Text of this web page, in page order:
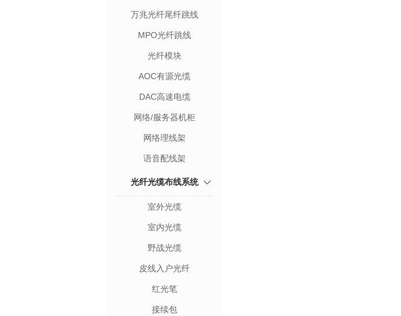
万兆光纤尾纤跳线
MPO光纤跳线
光纤模块
AOC有源光缆
DAC高速电缆
网络/服务器机柜
网络理线架
语音配线架
光纤光缆布线系统
室外光缆
室内光缆
野战光缆
皮线入户光纤
红光笔
接续包